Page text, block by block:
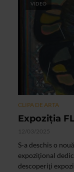
VIDEO
CLIPA DE ARTA
Expoziţia
12/03/2025
S-a deschis o
expoziţional
descoperiţi